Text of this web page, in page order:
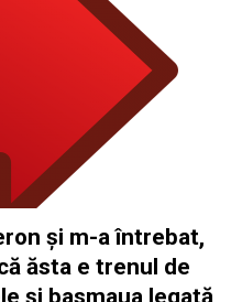
și m-a întrebat,
ăsta e trenul de
și basmaua legată